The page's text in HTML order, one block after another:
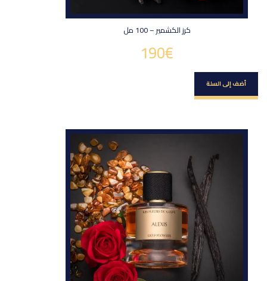
كرز الكشمير – 100 مل
190€
أضف إلى السلة